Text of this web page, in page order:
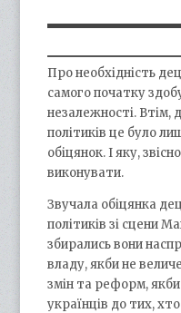
Про необхідність
самого початку
незалежності. Втім,
політиків це було
обіцянок. І яку,
виконувати.
Звучала обіцянка
політиків зі сцени
збирались вони
владу, якби не
змін та реформ,
українців до тих,